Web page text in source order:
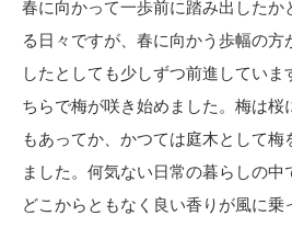
春に向かって一歩前に踏み出したか
る日々ですが、春に向かう歩幅の方
したとしても少しずつ前進していま
ちらで梅が咲き始めました。梅は桜
もあってか、かつては庭木として
ました。何気ない日常の暮らしの中
どこからともなく良い香りが風に乗